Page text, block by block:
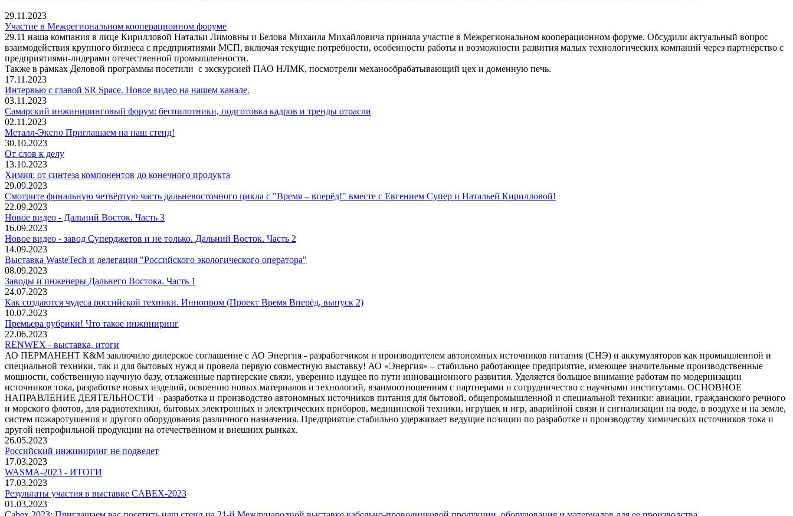
29.11.2023
Участие в Межрегиональном кооперационном форуме
29.11 наша компания в лице Кирилловой Натальи Лимовны и Белова Михаила Михайловича приняла участие в Межрегиональном кооперационном форуме. Обсудили актуальный вопрос
взаимодействия крупного бизнеса с предприятиями МСП, включая текущие потребности, особенности работы и возможности развития малых технологических компаний через партнёрство с
предприятиями-лидерами отечественной промышленности.
Также в рамках Деловой программы посетили с экскурсией ПАО НЛМК, посмотрели механообрабатывающий цех и доменную печь.
17.11.2023
Интервью с главой SR Space. Новое видео на нашем канале.
03.11.2023
Самарский инжиниринговый форум: беспилотники, подготовка кадров и тренды отрасли
02.11.2023
Металл-Экспо Приглашаем на наш стенд!
30.10.2023
От слов к делу
13.10.2023
Химия: от синтеза компонентов до конечного продукта
29.09.2023
Смотрите финальную четвёртую часть дальневосточного цикла с "Время – вперёд!" вместе с Евгением Супер и Натальей Кирилловой!
22.09.2023
Новое видео - Дальний Восток. Часть 3
16.09.2023
Новое видео - завод Суперджетов и не только. Дальний Восток. Часть 2
14.09.2023
Выставка WasteTech и делегация "Российского экологического оператора"
08.09.2023
Заводы и инженеры Дальнего Востока. Часть 1
24.07.2023
Как создаются чудеса российской техники. Иннопром (Проект Время Вперёд, выпуск 2)
10.07.2023
Премьера рубрики! Что такое инжиниринг
22.06.2023
RENWEX - выставка, итоги
АО ПЕРМАНЕНТ К&М заключило дилерское соглашение с АО Энергия - разработчиком и производителем автономных источников питания (СНЭ) и аккумуляторов как промышленной и
специальной техники, так и для бытовых нужд и провела первую совместную выставку! АО «Энергия» – стабильно работающее предприятие, имеющее значительные производственные
мощности, собственную научную базу, отлаженные партнерские связи, уверенно идущее по пути инновационного развития. Уделяется большое внимание работам по модернизации
источников тока, разработке новых изделий, освоению новых материалов и технологий, взаимоотношениям с партнерами и сотрудничество с научными институтами. ОСНОВНОЕ
НАПРАВЛЕНИЕ ДЕЯТЕЛЬНОСТИ – разработка и производство автономных источников питания для бытовой, общепромышленной и специальной техники: авиации, гражданского речного
и морского флотов, для радиотехники, бытовых электронных и электрических приборов, медицинской техники, игрушек и игр, аварийной связи и сигнализации на воде, в воздухе и на земле,
систем пожаротушения и другого оборудования различного назначения. Предприятие стабильно удерживает ведущие позиции по разработке и производству химических источников тока и
другой непрофильной продукции на отечественном и внешних рынках.
26.05.2023
Российский инжиниринг не подведет
17.03.2023
WASMA-2023 - ИТОГИ
17.03.2023
Результаты участия в выставке CABEX-2023
01.03.2023